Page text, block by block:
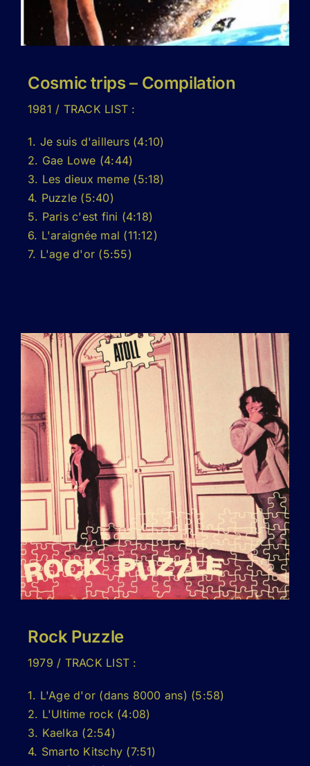
Cosmic trips – Compilation
1981 / TRACK LIST :
1. Je suis d'ailleurs (4:10)
2. Gae Lowe (4:44)
3. Les dieux meme (5:18)
4. Puzzle (5:40)
5. Paris c'est fini (4:18)
6. L'araignée mal (11:12)
7. L'age d'or (5:55)
Rock Puzzle
1979 / TRACK LIST :
1. L'Age d'or (dans 8000 ans) (5:58)
2. L'Ultime rock (4:08)
3. Kaelka (2:54)
4. Smarto Kitschy (7:51)